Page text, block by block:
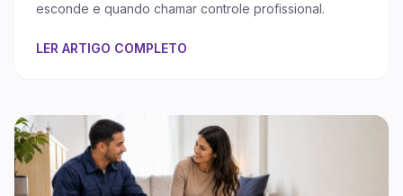
esconde e quando chamar controle profissional.
LER ARTIGO COMPLETO